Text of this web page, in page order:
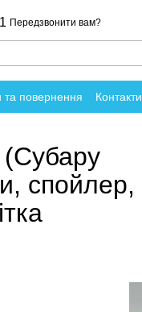
Передзвонити вам?
та повернення Контакти
спойлер,